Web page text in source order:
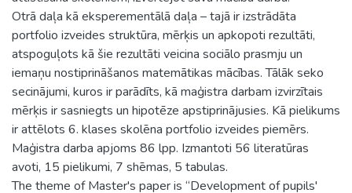
Otrā daļa kā eksperementālā daļa – tajā ir izstrādāta
portfolio izveides struktūra, mērķis un apkopoti rezultāti,
atspoguļots kā šie rezultāti veicina sociālo prasmju un
iemaņu nostiprināšanos matemātikas mācības. Tālāk seko
secinājumi, kuros ir parādīts, kā maģistra darbam izvirzītais
mērķis ir sasniegts un hipotēze apstiprinājusies. Kā pielikums
ir attēlots 6. klases skolēna portfolio izveides piemērs.
Maģistra darba apjoms 86 lpp. Izmantoti 56 literatūras
avoti, 15 pielikumi, 7 shēmas, 5 tabulas.
The theme of Master's paper is “Development of pupils'